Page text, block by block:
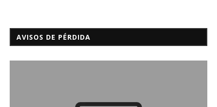
AVISOS DE PÉRDIDA